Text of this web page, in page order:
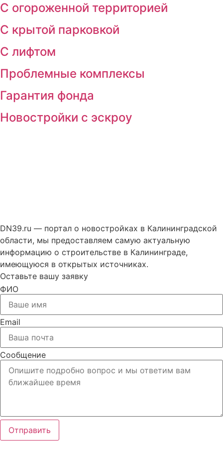
С огороженной территорией
С крытой парковкой
С лифтом
Проблемные комплексы
Гарантия фонда
Новостройки с эскроу
DN39.ru — портал о новостройках в Калининградской
области, мы предоставляем самую актуальную
информацию о строительстве в Калининграде,
имеющуюся в открытых источниках.
Оставьте вашу заявку
ФИО
Email
Сообщение
Отправить